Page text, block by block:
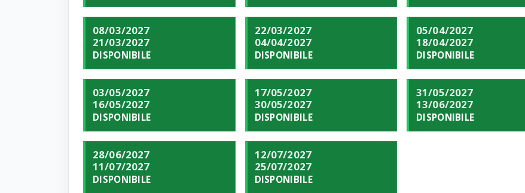
08/03/2027
21/03/2027
DISPONIBILE
22/03/2027
04/04/2027
DISPONIBILE
05/04/2027
18/04/2027
DISPONIBILE
03/05/2027
16/05/2027
DISPONIBILE
17/05/2027
30/05/2027
DISPONIBILE
31/05/2027
13/06/2027
DISPONIBILE
28/06/2027
11/07/2027
DISPONIBILE
12/07/2027
25/07/2027
DISPONIBILE